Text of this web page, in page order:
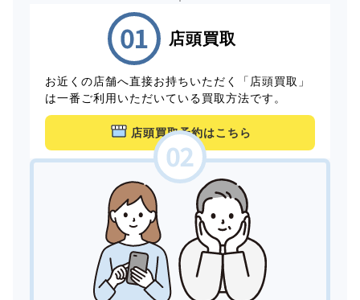
店頭買取
お近くの店舗へ直接お持ちいただく「店頭買取」
は一番ご利用いただいている買取方法です。
店頭買取予約はこちら